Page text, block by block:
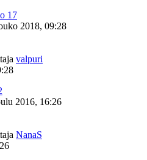
17
2018, 09:28
valpuri
2016, 16:26
NanaS